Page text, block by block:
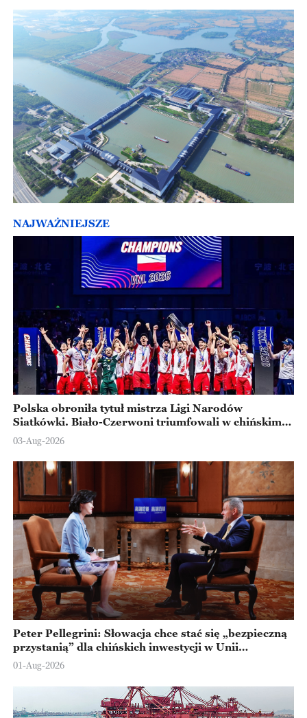
NAJWAŻNIEJSZE
Polska obroniła tytuł mistrza Ligi Narodów
Siatkówki. Biało-Czerwoni triumfowali w chińskim
Ningbo
03-Aug-2026
Peter Pellegrini: Słowacja chce stać się „bezpieczną
przystanią” dla chińskich inwestycji w Unii
Europejskiej
01-Aug-2026